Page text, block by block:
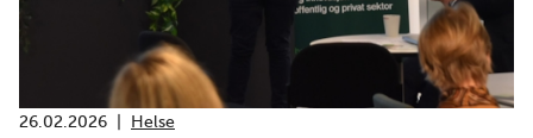
26.02.2026 Helse